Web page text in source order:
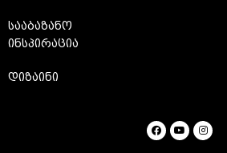
სააბაზანო
ინსპირაცია
დიზაინი